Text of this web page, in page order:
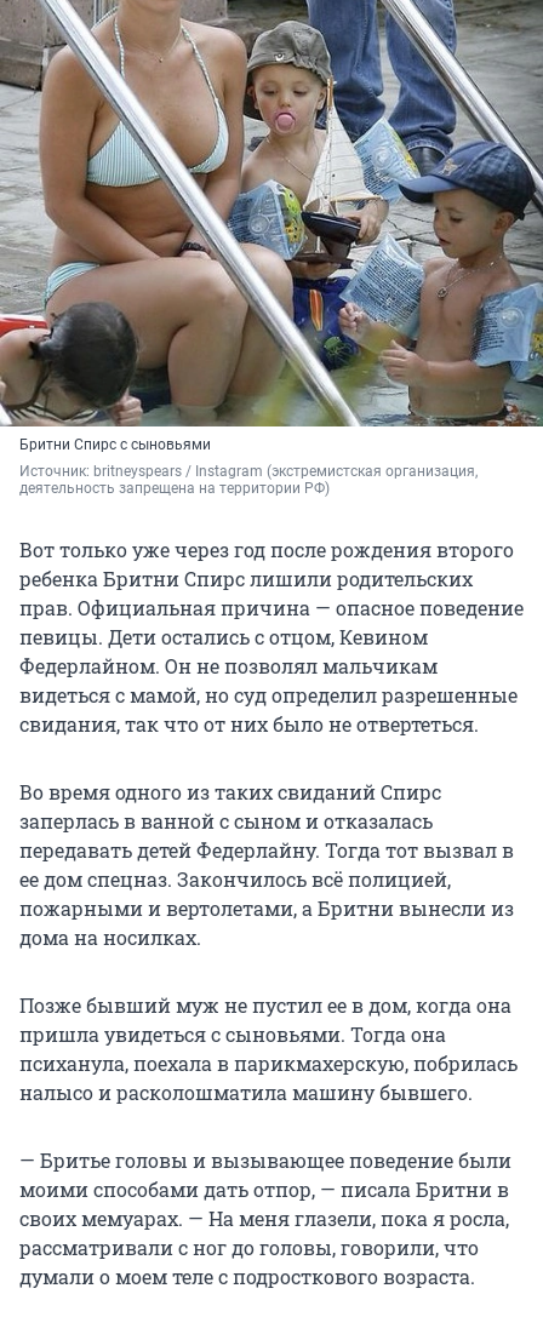
Бритни Спирс с сыновьями
Источник: britneyspears / Instagram (экстремистская организация,
деятельность запрещена на территории РФ)
Вот только уже через год после рождения второго
ребенка Бритни Спирс лишили родительских
прав. Официальная причина — опасное поведение
певицы. Дети остались с отцом, Кевином
Федерлайном. Он не позволял мальчикам
видеться с мамой, но суд определил разрешенные
свидания, так что от них было не отвертеться.
Во время одного из таких свиданий Спирс
заперлась в ванной с сыном и отказалась
передавать детей Федерлайну. Тогда тот вызвал в
ее дом спецназ. Закончилось всё полицией,
пожарными и вертолетами, а Бритни вынесли из
дома на носилках.
Позже бывший муж не пустил ее в дом, когда она
пришла увидеться с сыновьями. Тогда она
психанула, поехала в парикмахерскую, побрилась
налысо и расколошматила машину бывшего.
— Бритье головы и вызывающее поведение были
моими способами дать отпор, — писала Бритни в
своих мемуарах. — На меня глазели, пока я росла,
рассматривали с ног до головы, говорили, что
думали о моем теле с подросткового возраста.